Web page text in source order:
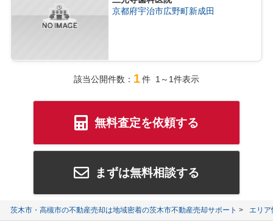
京都府宇治市広野町新成田
該当公開件数： 1件 1～1件表示
無料査定を依頼する
まずは無料相談する
茨木市・高槻市の不動産売却は地域密着の茨木市不動産売却サポート エリア